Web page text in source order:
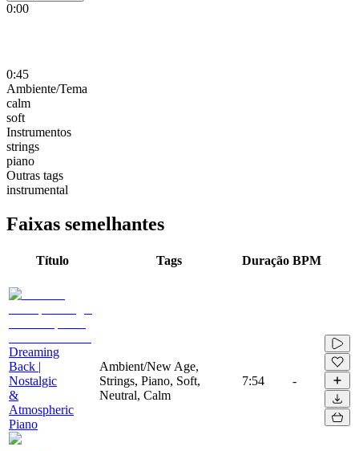
0:00
0:45
Ambiente/Tema
calm
soft
Instrumentos
strings
piano
Outras tags
instrumental
Faixas semelhantes
Título Tags Duração BPM
Dreaming
Back |
Nostalgic
&
Atmospheric
Piano
Ambient/New Age,
Strings, Piano, Soft,
Neutral, Calm
7:54 -